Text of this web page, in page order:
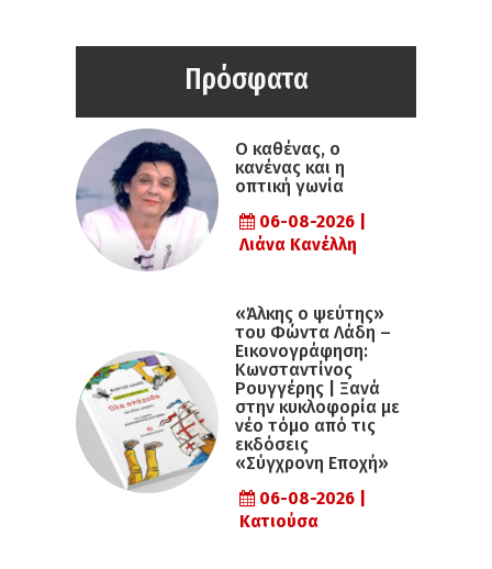
Πρόσφατα
Ο καθένας, ο
κανένας και η
οπτική γωνία
06-08-2026 |
Λιάνα Κανέλλη
«Άλκης ο ψεύτης»
του Φώντα Λάδη –
Εικονογράφηση:
Κωνσταντίνος
Ρουγγέρης | Ξανά
στην κυκλοφορία με
νέο τόμο από τις
εκδόσεις
«Σύγχρονη Εποχή»
06-08-2026 |
Κατιούσα